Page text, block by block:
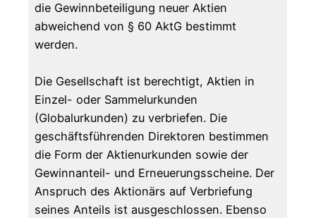
die Gewinnbeteiligung neuer Aktien
abweichend von § 60 AktG bestimmt
werden.
Die Gesellschaft ist berechtigt, Aktien in
Einzel- oder Sammelurkunden
(Globalurkunden) zu verbriefen. Die
geschäftsführenden Direktoren bestimmen
die Form der Aktienurkunden sowie der
Gewinnanteil- und Erneuerungsscheine. Der
Anspruch des Aktionärs auf Verbriefung
seines Anteils ist ausgeschlossen. Ebenso